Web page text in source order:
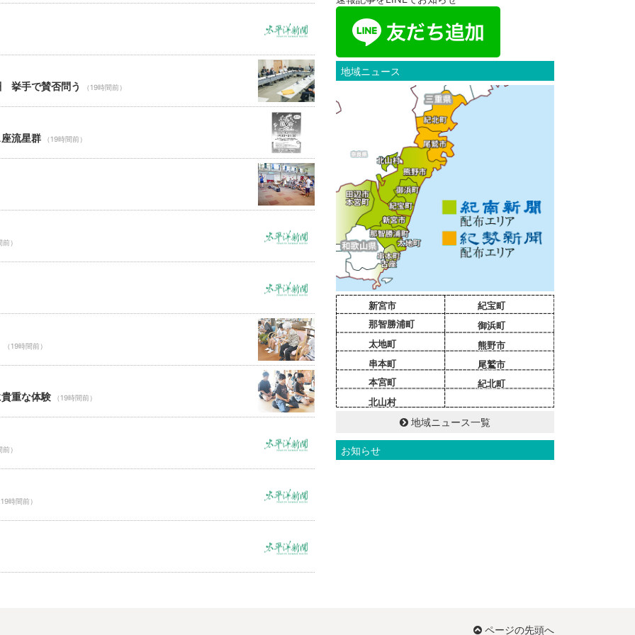
挙手で賛否問う （19時間前）
流星群 （19時間前）
）
（19時間前）
重な体験 （19時間前）
）
時間前）
地域ニュース
新宮市
那智勝浦町
太地町
串本町
本宮町
北山村
紀宝町
御浜町
熊野市
尾鷲市
紀北町
地域ニュース一覧
お知らせ
ページの先頭へ